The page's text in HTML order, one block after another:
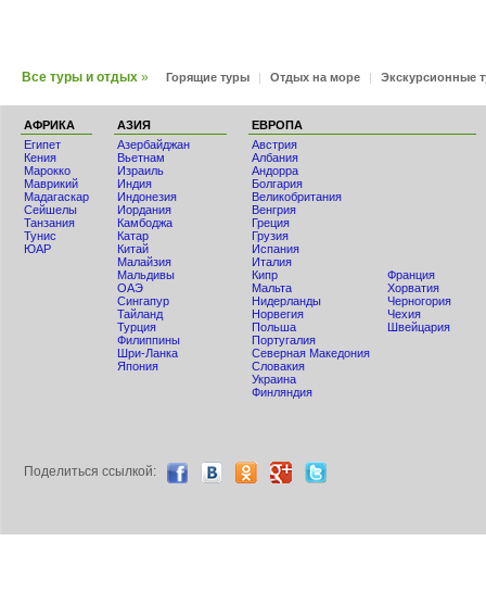
Все туры и отдых » Горящие туры | Отдых на море | Экскурсионные
АФРИКА
Египет
Кения
Мaрокко
Маврикий
Мадагаскар
Сейшелы
Танзания
Тунис
ЮАР
АЗИЯ
Азербайджан
Вьетнам
Израиль
Индия
Индонезия
Иордания
Камбоджа
Катар
Китай
Малайзия
Мальдивы
ОАЭ
Сингапур
Тайланд
Турция
Филиппины
Шри-Ланка
Япония
ЕВРОПА
Австрия
Албания
Андорра
Болгария
Великобритания
Венгрия
Греция
Грузия
Испания
Италия
Кипр
Мальта
Нидерланды
Норвегия
Польша
Португалия
Северная Македония
Словакия
Украина
Финляндия
Франция
Хорватия
Черногория
Чехия
Швейцария
Поделиться ccылкой: